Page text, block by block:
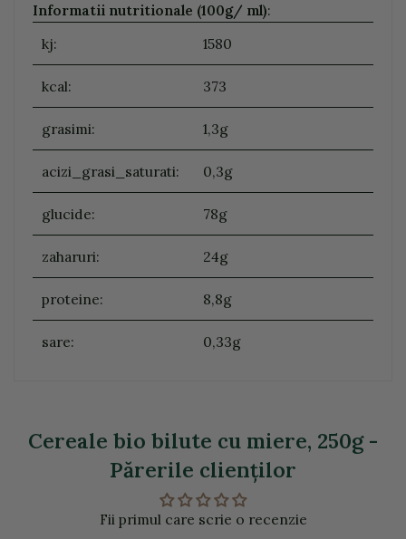
Informatii nutritionale (100g/ ml):
kj:
1580
kcal: 373
grasimi: 1,3g
acizi_grasi_saturati: 0,3g
glucide: 78g
zaharuri: 24g
proteine: 8,8g
sare: 0,33g
Cereale bio bilute cu miere, 250g -
Părerile clienţilor
Fii primul care scrie o recenzie